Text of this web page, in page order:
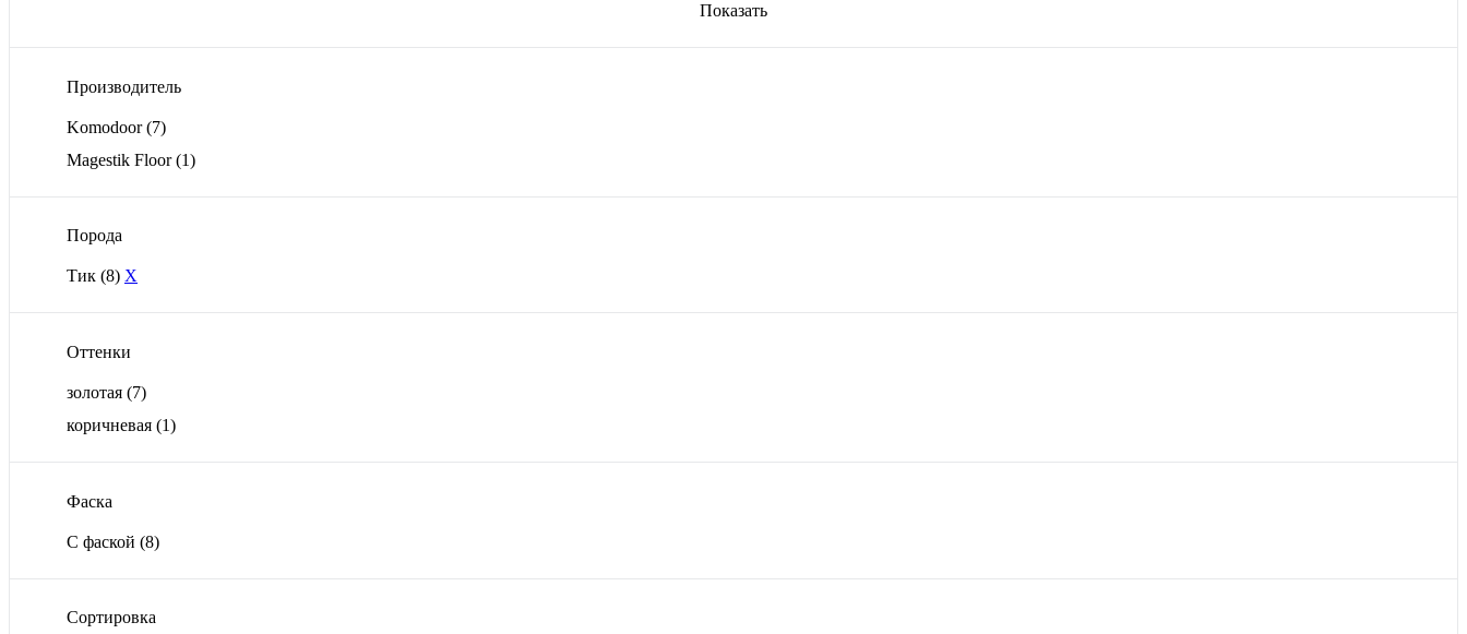
Показать
Производитель
Komodoor(7)
Magestik Floor(1)
Порода
Тик (8) X
Оттенки
золотая (7)
коричневая (1)
Фаска
С фаской (8)
Сортировка